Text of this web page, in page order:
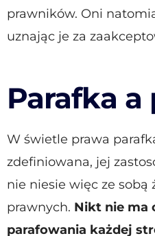
prawników. Oni
uznając je za
Parafka a
W świetle prawa
zdefiniowana, jej
nie niesie więc ze
prawnych. Nikt nie ma
parafowania każdej